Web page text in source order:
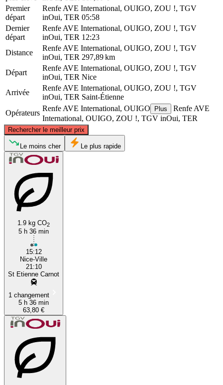
Premier
départ
Renfe AVE International, OUIGO, ZOU !, TGV
inOui, TER 05:58
Dernier
départ
Renfe AVE International, OUIGO, ZOU !, TGV
inOui, TER 12:23
Distance
Renfe AVE International, OUIGO, ZOU !, TGV
inOui, TER 297,89 km
Départ
Renfe AVE International, OUIGO, ZOU !, TGV
inOui, TER Nice
Arrivée
Renfe AVE International, OUIGO, ZOU !, TGV
inOui, TER Saint-Étienne
Opérateurs
Renfe AVE International, OUIGO Plus
Renfe AVE
International, OUIGO, ZOU !, TGV inOui, TER
Rechercher le meilleur prix
Saint-Etienne
©CARTO , ©OpenStreetMapcontributors
Le moins cher Le plus rapide
1.9 kg CO2
5 h 36 min
15:12
Nice-Ville
21:10
St Etienne Carnot
1 changement
5 h 36 min
63,80 €